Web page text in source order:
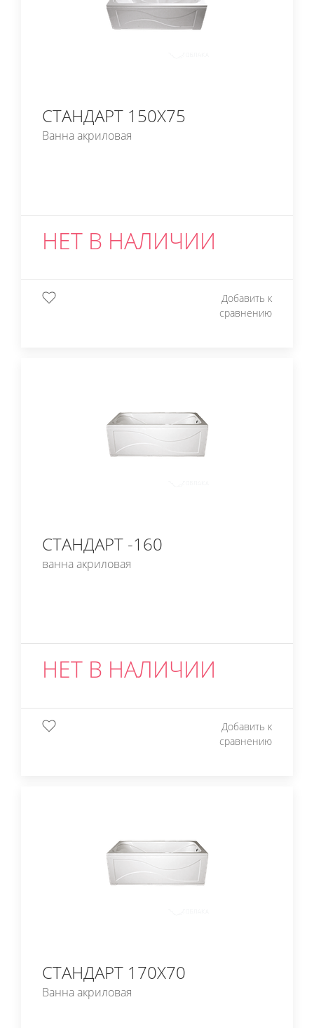
СТАНДАРТ 150Х75
Ванна акриловая
НЕТ В НАЛИЧИИ
Добавить к
сравнению
СТАНДАРТ -160
ванна акриловая
НЕТ В НАЛИЧИИ
Добавить к
сравнению
СТАНДАРТ 170Х70
Ванна акриловая